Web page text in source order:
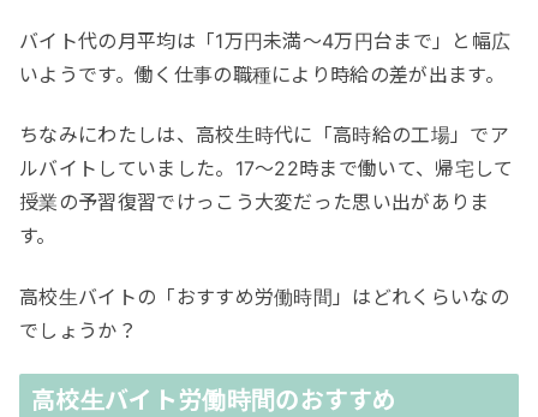
バイト代の月平均は「1万円未満〜4万円台まで」と幅広
いようです。働く仕事の職種により時給の差が出ます。
ちなみにわたしは、高校生時代に「高時給の工場」でア
ルバイトしていました。17〜22時まで働いて、帰宅して
授業の予習復習でけっこう大変だった思い出がありま
す。
高校生バイトの「おすすめ労働時間」はどれくらいなの
でしょうか？
高校生バイト労働時間のおすすめ